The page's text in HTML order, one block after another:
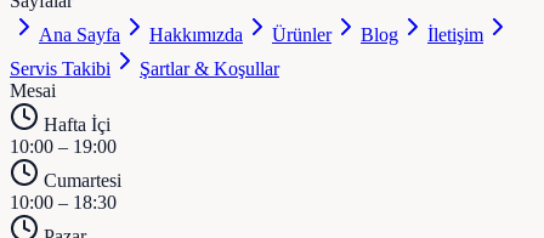
Ana Sayfa
Hakkımızda Ürünler Blog
İletişim
Servis Takibi
Şartlar & Koşullar
Mesai
Hafta İçi
10:00 – 19:00
Cumartesi
10:00 – 18:30